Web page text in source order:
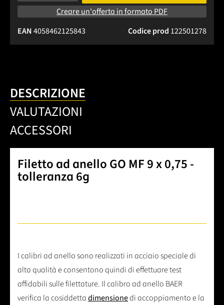
Creare un'offerta in formato PDF
Codice prod 122501278
EAN4058462125843
DESCRIZIONE
VALUTAZIONI
ACCESSORI
Filetto ad anello GO MF 9 x 0,75 -
tolleranza 6g
I calibri ad anello sono realizzati in acciaio speciale di
alta qualità e consentono quindi di effettuare test
affidabili sulle filettature. Il calibro ad anello BAER
verifica la cosiddettadimensionedi accoppiamento e la